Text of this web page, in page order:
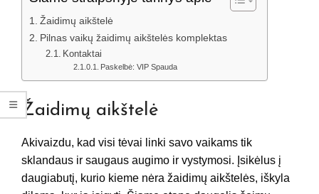
Žaidimų aikštelė
Pilnas vaikų žaidimų aikštelės komplektas
Kontaktai
Paskelbė: VIP Spauda
Žaidimų aikštelė
Akivaizdu, kad visi tėvai linki savo vaikams tik
sklandaus ir saugaus augimo ir vystymosi. Įsikėlus į
daugiabutį, kurio kieme nėra žaidimų aikštelės, iškyla